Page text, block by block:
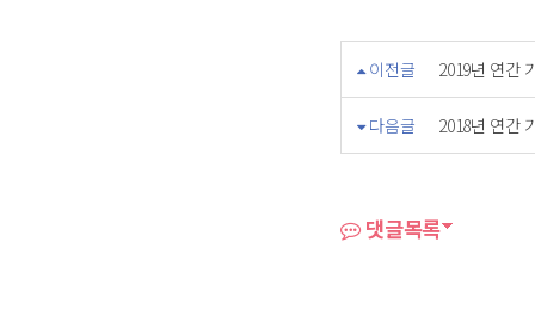
이전글 2019년 연간
다음글 2018년 연간
댓글목록